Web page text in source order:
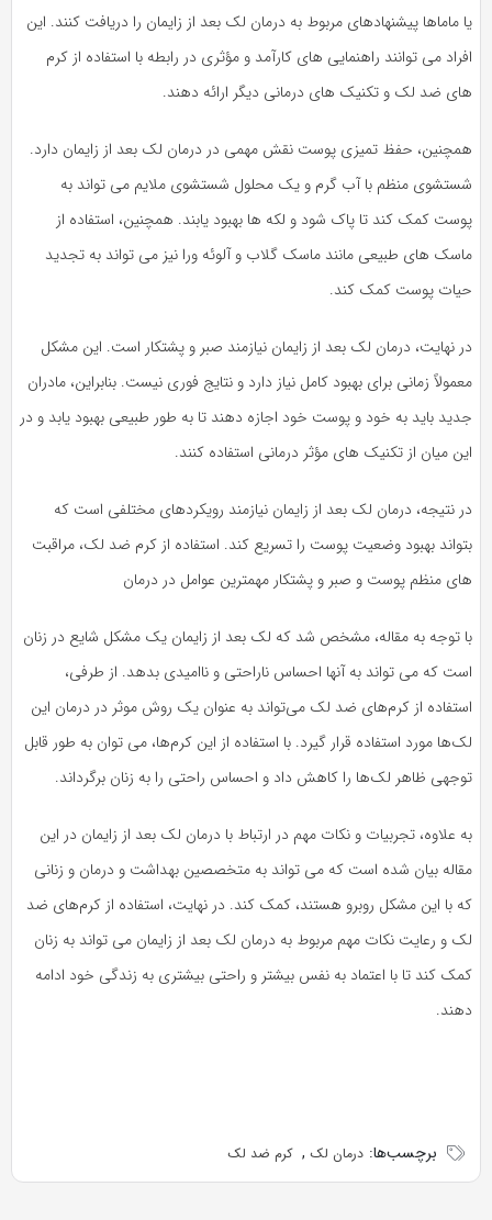
یا ماماها پیشنهادهای مربوط به درمان لک بعد از زایمان را دریافت کنند. این
افراد می توانند راهنمایی های کارآمد و مؤثری در رابطه با استفاده از کرم
های ضد لک و تکنیک های درمانی دیگر ارائه دهند.
همچنین، حفظ تمیزی پوست نقش مهمی در درمان لک بعد از زایمان دارد.
شستشوی منظم با آب گرم و یک محلول شستشوی ملایم می تواند به
پوست کمک کند تا پاک شود و لکه ها بهبود یابند. همچنین، استفاده از
ماسک های طبیعی مانند ماسک گلاب و آلوئه ورا نیز می تواند به تجدید
حیات پوست کمک کند.
در نهایت، درمان لک بعد از زایمان نیازمند صبر و پشتکار است. این مشکل
معمولاً زمانی برای بهبود کامل نیاز دارد و نتایج فوری نیست. بنابراین، مادران
جدید باید به خود و پوست خود اجازه دهند تا به طور طبیعی بهبود یابد و در
این میان از تکنیک های مؤثر درمانی استفاده کنند.
در نتیجه، درمان لک بعد از زایمان نیازمند رویکردهای مختلفی است که
بتواند بهبود وضعیت پوست را تسریع کند. استفاده از کرم ضد لک، مراقبت
های منظم پوست و صبر و پشتکار مهمترین عوامل در درمان
با توجه به مقاله، مشخص شد که لک بعد از زایمان یک مشکل شایع در زنان
است که می تواند به آنها احساس ناراحتی و ناامیدی بدهد. از طرفی،
استفاده از کرم‌های ضد لک می‌تواند به عنوان یک روش موثر در درمان این
لک‌ها مورد استفاده قرار گیرد. با استفاده از این کرم‌ها، می توان به طور قابل
توجهی ظاهر لک‌ها را کاهش داد و احساس راحتی را به زنان برگرداند.
به علاوه، تجربیات و نکات مهم در ارتباط با درمان لک بعد از زایمان در این
مقاله بیان شده است که می تواند به متخصصین بهداشت و درمان و زنانی
که با این مشکل روبرو هستند، کمک کند. در نهایت، استفاده از کرم‌های ضد
لک و رعایت نکات مهم مربوط به درمان لک بعد از زایمان می تواند به زنان
کمک کند تا با اعتماد به نفس بیشتر و راحتی بیشتری به زندگی خود ادامه
دهند.
برچسب‌ها: درمان لک , کرم ضد لک